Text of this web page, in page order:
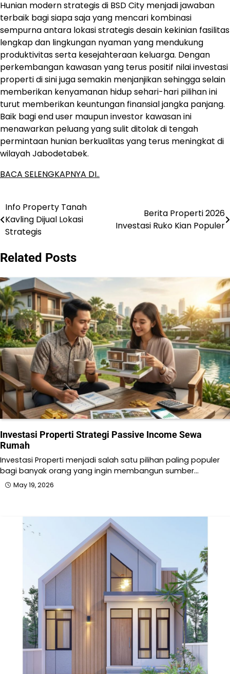
Hunian modern strategis di BSD City menjadi jawaban
terbaik bagi siapa saja yang mencari kombinasi
sempurna antara lokasi strategis desain kekinian fasilitas
lengkap dan lingkungan nyaman yang mendukung
produktivitas serta kesejahteraan keluarga. Dengan
perkembangan kawasan yang terus positif nilai investasi
properti di sini juga semakin menjanjikan sehingga selain
memberikan kenyamanan hidup sehari-hari pilihan ini
turut memberikan keuntungan finansial jangka panjang.
Baik bagi end user maupun investor kawasan ini
menawarkan peluang yang sulit ditolak di tengah
permintaan hunian berkualitas yang terus meningkat di
wilayah Jabodetabek.
BACA SELENGKAPNYA DI..
Post
navigation
Info Property Tanah
Kavling Dijual Lokasi
Strategis
Berita Properti 2026
Investasi Ruko Kian Populer
Related Posts
Investasi Properti Strategi Passive Income Sewa
Rumah
Investasi Properti menjadi salah satu pilihan paling populer
bagi banyak orang yang ingin membangun sumber…
May 19, 2026